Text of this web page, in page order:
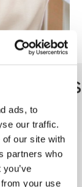
ads, to
our traffic.
our site with
partners who
your use